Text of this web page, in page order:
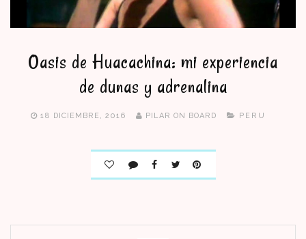
Oasis de Huacachina: mi experiencia
de dunas y adrenalina
18 DICIEMBRE, 2016 PILAR ON BOARD PERU